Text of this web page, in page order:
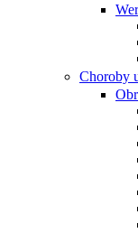
Choroby